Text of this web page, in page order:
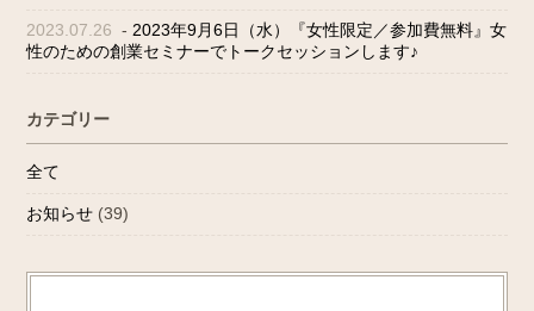
2023.07.26 -2023年9月6日（水）『女性限定／参加費無料』女
性のための創業セミナーでトークセッションします♪
カテゴリー
全て
お知らせ (39)